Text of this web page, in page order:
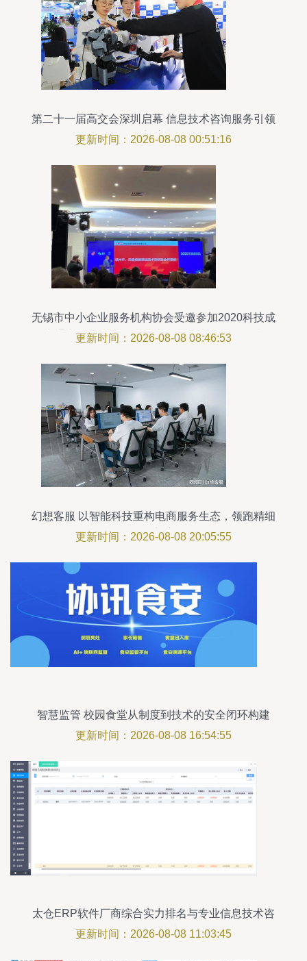
第二十一届高交会深圳启幕 信息技术咨询服务引领
创新浪潮
更新时间：2026-08-08 00:51:16
无锡市中小企业服务机构协会受邀参加2020科技成
果直通车物联网专场，助力信息技术咨询服务升级
更新时间：2026-08-08 08:46:53
幻想客服 以智能科技重构电商服务生态，领跑精细
化服务新赛道
更新时间：2026-08-08 20:05:55
智慧监管 校园食堂从制度到技术的安全闭环构建
更新时间：2026-08-08 16:54:55
太仓ERP软件厂商综合实力排名与专业信息技术咨
询服务指南
更新时间：2026-08-08 11:03:45